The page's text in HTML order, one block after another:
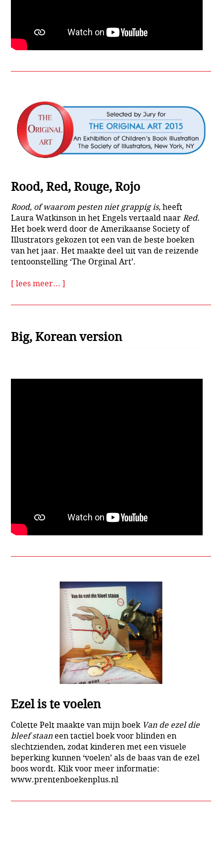
Rood, Red, Rouge, Rojo
Rood, of waarom pesten niet grappig is, heeft
Laura Watkinson in het Engels vertaald naarRed.
Het boek werd door de Amerikaanse Society of
Illustrators gekozen tot een van de beste boeken
van het jaar. Het maakte deel uit van de reizende
tentoonstelling ‘The Orginal Art’.
[ lees meer... ]
Big, Korean version
Ezel is te voelen
Colette Pelt maakte van mijn boek Van de ezel die
bleef staaneen tactiel boek voor blinden en
slechtzienden, zodat kinderen met een visuele
beperking kunnen ‘voelen’ als de baas van de ezel
boos wordt. Klik voor meer informatie:
www.prentenboekenplus.nl